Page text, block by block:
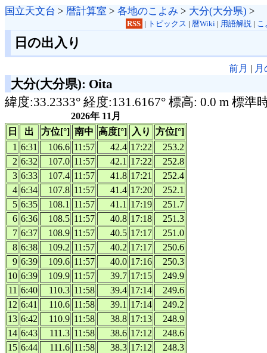
国立天文台 > 暦計算室 > 各地のこよみ > 大分(大分県) >
RSS | トピックス | 暦Wiki| 用語解説| こ
日の出入り
前月 |
大分(大分県): Oita
緯度:33.2333° 経度:131.6167° 標高: 0.0 m 標準
2026年 11月
日
出 方位[°] 南中 高度[°] 入り
方位[°]
1 6:31 106.6 11:57 42.4 17:22
253.2
2 6:32 107.0 11:57 42.1 17:22
252.8
3 6:33 107.4 11:57 41.8 17:21
252.4
4 6:34 107.8 11:57 41.4 17:20
252.1
5 6:35 108.1 11:57 41.1 17:19
251.7
6 6:36 108.5 11:57 40.8 17:18
251.3
7 6:37 108.9 11:57 40.5 17:17
251.0
8 6:38 109.2 11:57 40.2 17:17
250.6
9 6:39 109.6 11:57 40.0 17:16
250.3
10 6:39 109.9 11:57 39.7 17:15
249.9
11 6:40 110.3 11:58 39.4 17:14
249.6
12 6:41 110.6 11:58 39.1 17:14
249.2
13 6:42 110.9 11:58 38.8 17:13
248.9
14 6:43 111.3 11:58 38.6 17:12
248.6
15 6:44 111.6 11:58 38.3 17:12
248.3